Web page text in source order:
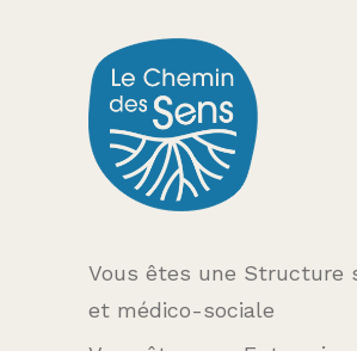
Vous êtes une Structure
et médico-sociale